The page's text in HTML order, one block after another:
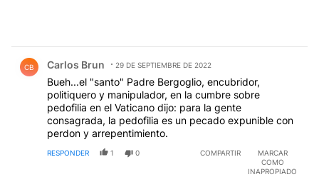
CB Carlos Brun 29 DE SEPTIEMBRE DE 2022
Bueh...el "santo" Padre Bergoglio, encubridor,
politiquero y manipulador, en la cumbre sobre
pedofilia en el Vaticano dijo: para la gente
consagrada, la pedofilia es un pecado expunible con
perdon y arrepentimiento.
RESPONDER 1 0 COMPARTIR
MARCAR
COMO
INAPROPIADO